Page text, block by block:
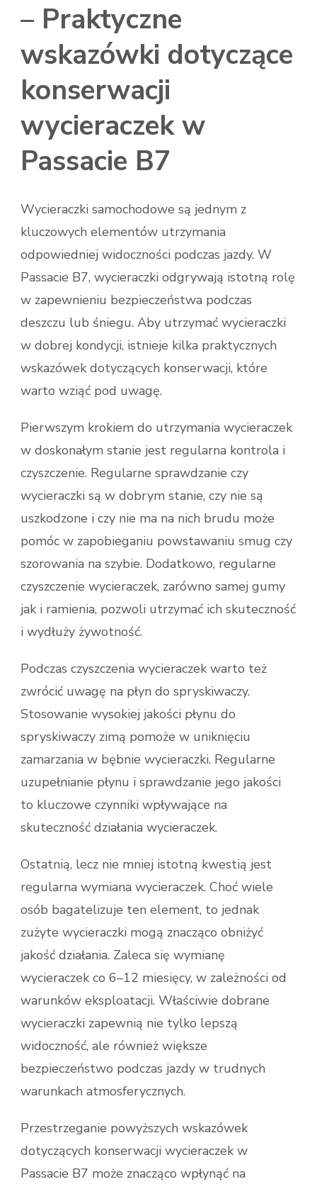
– Praktyczne
wskazówki dotyczące
konserwacji
wycieraczek w
Passacie B7
Wycieraczki samochodowe są jednym z
kluczowych elementów utrzymania
odpowiedniej widoczności podczas jazdy. W
Passacie B7, wycieraczki odgrywają istotną rolę
w zapewnieniu bezpieczeństwa podczas
deszczu lub śniegu. Aby utrzymać wycieraczki
w dobrej kondycji, istnieje kilka praktycznych
wskazówek dotyczących konserwacji, które
warto wziąć pod uwagę.
Pierwszym krokiem do utrzymania wycieraczek
w doskonałym stanie jest regularna kontrola i
czyszczenie. Regularne sprawdzanie czy
wycieraczki są w dobrym stanie, czy nie są
uszkodzone i czy nie ma na nich brudu może
pomóc w zapobieganiu powstawaniu smug czy
szorowania na szybie. Dodatkowo, regularne
czyszczenie wycieraczek, zarówno samej gumy
jak i ramienia, pozwoli utrzymać ich skuteczność
i wydłuży żywotność.
Podczas czyszczenia wycieraczek warto też
zwrócić uwagę na płyn do spryskiwaczy.
Stosowanie wysokiej jakości płynu do
spryskiwaczy zimą pomoże w uniknięciu
zamarzania w bębnie wycieraczki. Regularne
uzupełnianie płynu i sprawdzanie jego jakości
to kluczowe czynniki wpływające na
skuteczność działania wycieraczek.
Ostatnią, lecz nie mniej istotną kwestią jest
regularna wymiana wycieraczek. Choć wiele
osób bagatelizuje ten element, to jednak
zużyte wycieraczki mogą znacząco obniżyć
jakość działania. Zaleca się wymianę
wycieraczek co 6–12 miesięcy, w zależności od
warunków eksploatacji. Właściwie dobrane
wycieraczki zapewnią nie tylko lepszą
widoczność, ale również większe
bezpieczeństwo podczas jazdy w trudnych
warunkach atmosferycznych.
Przestrzeganie powyższych wskazówek
dotyczących konserwacji wycieraczek w
Passacie B7 może znacząco wpłynąć na